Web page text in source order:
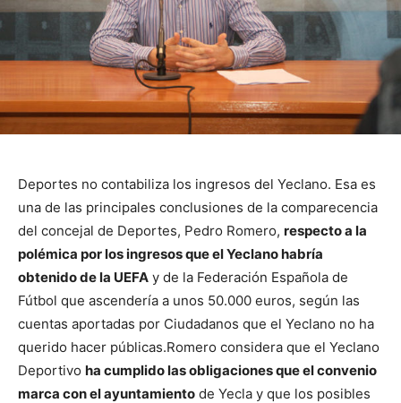
Deportes no contabiliza los ingresos del Yeclano. Esa es
una de las principales conclusiones de la comparecencia
del concejal de Deportes, Pedro Romero, respecto a la
polémica por los ingresos que el Yeclano habría
obtenido de la UEFA y de la Federación Española de
Fútbol que ascendería a unos 50.000 euros, según las
cuentas aportadas por Ciudadanos que el Yeclano no ha
querido hacer públicas.Romero considera que el Yeclano
Deportivo ha cumplido las obligaciones que el convenio
marca con el ayuntamiento de Yecla y que los posibles